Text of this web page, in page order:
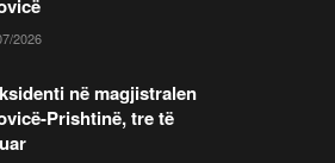
2026
në magjistralen
Prishtinë, tre të